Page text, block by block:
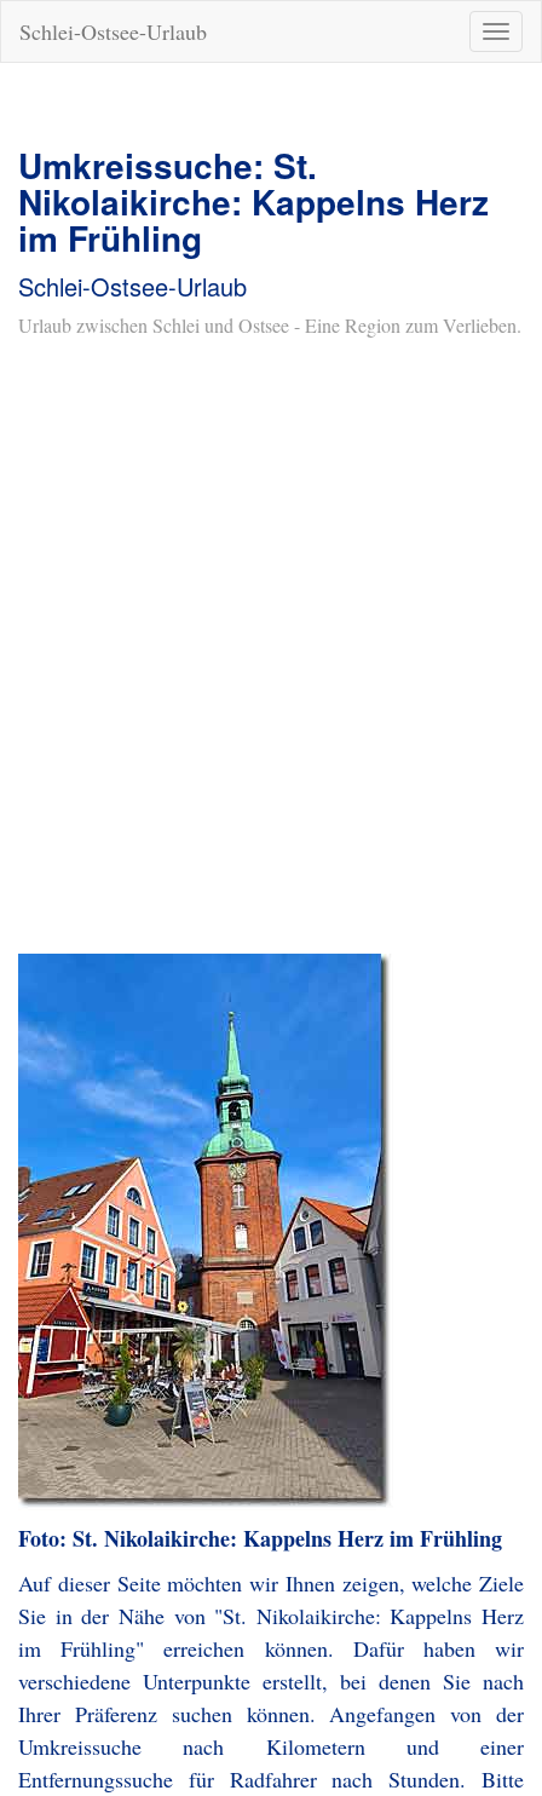
ein-/
Schlei-Ostsee-Urlaub
Umkreissuche: St.
Nikolaikirche: Kappelns Herz
im Frühling
Schlei-Ostsee-Urlaub
Urlaub zwischen Schlei und Ostsee - Eine Region zum Verlieben.
Foto: St. Nikolaikirche: Kappelns Herz im Frühling
Auf dieser Seite möchten wir Ihnen zeigen, welche Ziele
Sie in der Nähe von "St. Nikolaikirche: Kappelns Herz
im Frühling" erreichen können. Dafür haben wir
verschiedene Unterpunkte erstellt, bei denen Sie nach
Ihrer Präferenz suchen können. Angefangen von der
Umkreissuche nach Kilometern und einer
Entfernungssuche für Radfahrer nach Stunden. Bitte